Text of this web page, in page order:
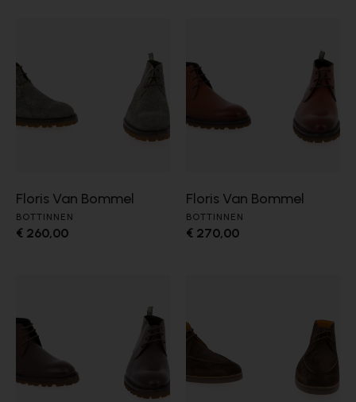
Floris Van Bommel
BOTTINNEN
€ 260,00
Floris Van Bommel
BOTTINNEN
€ 270,00